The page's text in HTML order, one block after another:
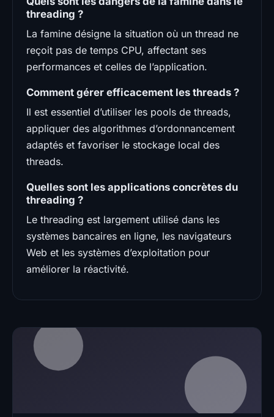
threading ?
La famine désigne la situation où un thread ne
reçoit pas de temps CPU, affectant ses
performances et celles de l’application.
Comment gérer efficacement les threads ?
Il est essentiel d’utiliser les pools de threads,
appliquer des algorithmes d’ordonnancement
adaptés et favoriser le stockage local des
threads.
Quelles sont les applications concrètes du
threading ?
Le threading est largement utilisé dans les
systèmes bancaires en ligne, les navigateurs
Web et les systèmes d’exploitation pour
améliorer la réactivité.